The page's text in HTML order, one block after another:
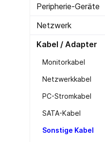
Peripherie-Geräte
Netzwerk
Kabel / Adapter
Monitorkabel
Netzwerkkabel
PC-Stromkabel
SATA-Kabel
Sonstige Kabel